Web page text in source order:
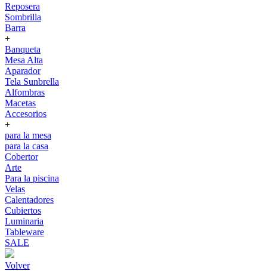
Reposera
Sombrilla
Barra
+
Banqueta
Mesa Alta
Aparador
Tela Sunbrella
Alfombras
Macetas
Accesorios
+
para la mesa
para la casa
Cobertor
Arte
Para la piscina
Velas
Calentadores
Cubiertos
Luminaria
Tableware
SALE
Volver